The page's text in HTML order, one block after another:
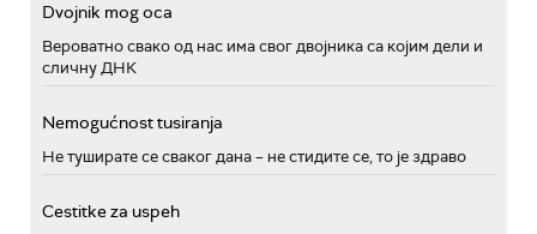
Dvojnik mog oca
Вероватно свако од нас има свог двојника са којим дели и
сличну ДНК
Nemogućnost tusiranja
Не туширате се сваког дана – не стидите се, то је здраво
Cestitke za uspeh